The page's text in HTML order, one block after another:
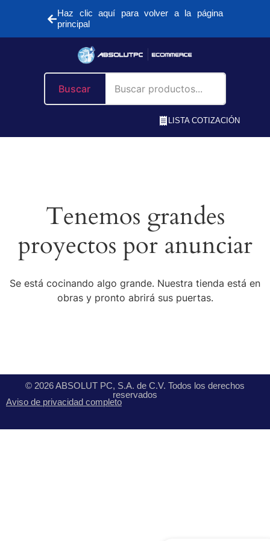
Haz clic aquí para volver a la página
principal
Buscar
LISTA COTIZACIÓN
Tenemos grandes
proyectos por anunciar
Se está cocinando algo grande. Nuestra tienda está en
obras y pronto abrirá sus puertas.
© 2026 ABSOLUT PC, S.A. de C.V. Todos los derechos
reservados
Aviso de privacidad completo